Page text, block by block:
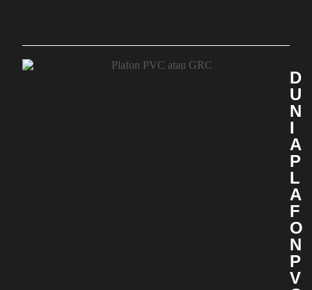
D
U
N
I
A
P
L
A
F
O
N
P
V